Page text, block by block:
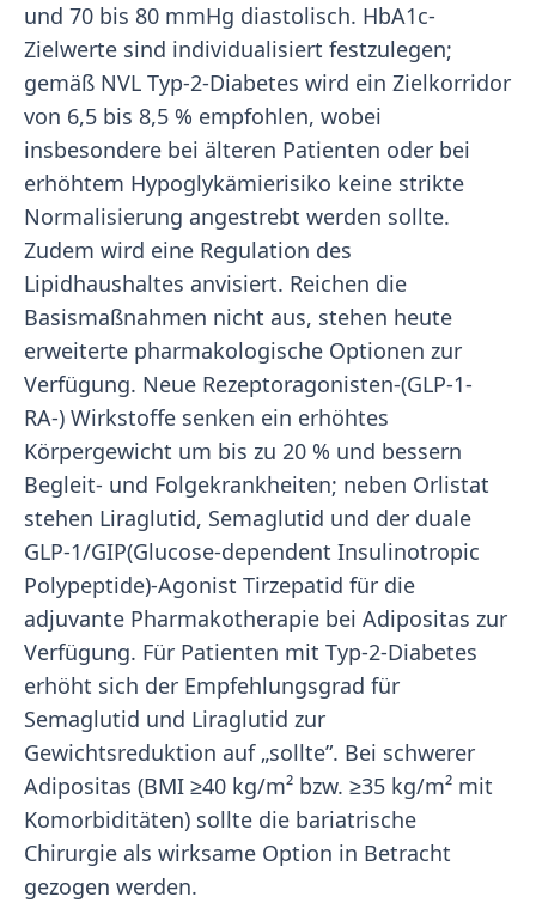
und 70 bis 80 mmHg diastolisch. HbA1c-
Zielwerte sind individualisiert festzulegen;
gemäß NVL Typ-2-Diabetes wird ein Zielkorridor
von 6,5 bis 8,5 % empfohlen, wobei
insbesondere bei älteren Patienten oder bei
erhöhtem Hypoglykämierisiko keine strikte
Normalisierung angestrebt werden sollte.
Zudem wird eine Regulation des
Lipidhaushaltes anvisiert. Reichen die
Basismaßnahmen nicht aus, stehen heute
erweiterte pharmakologische Optionen zur
Verfügung. Neue Rezeptoragonisten-(GLP-1-
RA-) Wirkstoffe senken ein erhöhtes
Körpergewicht um bis zu 20 % und bessern
Begleit- und Folgekrankheiten; neben Orlistat
stehen Liraglutid, Semaglutid und der duale
GLP-1/GIP(Glucose-dependent Insulinotropic
Polypeptide)-Agonist Tirzepatid für die
adjuvante Pharmakotherapie bei Adipositas zur
Verfügung. Für Patienten mit Typ-2-Diabetes
erhöht sich der Empfehlungsgrad für
Semaglutid und Liraglutid zur
Gewichtsreduktion auf „sollte”. Bei schwerer
Adipositas (BMI ≥40 kg/m² bzw. ≥35 kg/m² mit
Komorbiditäten) sollte die bariatrische
Chirurgie als wirksame Option in Betracht
gezogen werden.